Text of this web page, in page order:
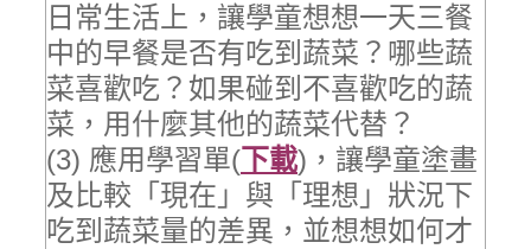
日常生活上，讓學童想想一天三餐
中的早餐是否有吃到蔬菜？哪些蔬
菜喜歡吃？如果碰到不喜歡吃的蔬
菜，用什麼其他的蔬菜代替？
(3) 應用學習單(下載)，讓學童塗畫
及比較「現在」與「理想」狀況下
吃到蔬菜量的差異，並想想如何才